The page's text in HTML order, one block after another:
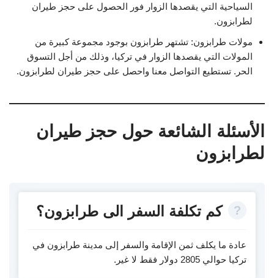
السياحية التي يقصدها الزوار فور الحصول على حجز طيران
لطرابزون.
مولات طرابزون: تشتهر طرابزون بوجود مجموعة كبيرة من
المولات التي يقصدها الزوار في تركيا، وذلك من أجل التسوق
الحر. تستطيع التواصل معنا واحصل على حجز طيران لطرابزون.
الأسئلة الشائعة حول حجز طيران
لطرابزون
كم تكلفة السفر الى طرابزون؟
عادة ما يكلف ثمن الإقامة والسفر إلى مدينة طرابزون في
تركيا حوالي 2805 دولار فقط لا غير.